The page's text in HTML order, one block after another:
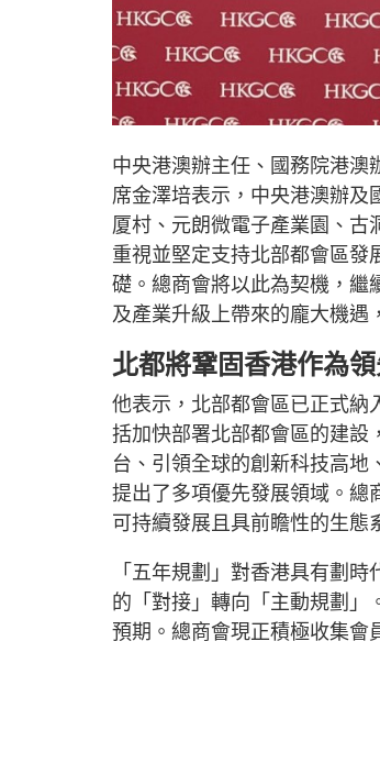
中央港澳辦主任、國務院港澳
席金澤培表示，中央港澳辦及
厦村、元朗微電子產業園、古
重視並堅定支持北部都會區發
礎。總商會將以此為契機，繼
及產業升級上帶來的龐大機遇
北都將鞏固香港作為
他表示，北部都會區已正式納
括加快部署北部都會區的建設
台、引領全球的創新科技高地
提出了多項優先發展領域。總
可持續發展且具前瞻性的生態
「五年規劃」對香港具有劃
的「對接」轉向「主動規劃」
預期。總商會現正積極收集會